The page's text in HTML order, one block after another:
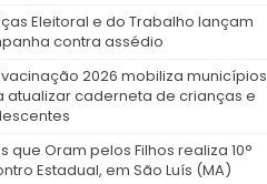
Eleitoral e do Trabalho lançam
contra assédio
2026 mobiliza municípios
atualizar caderneta de crianças e
que Oram pelos Filhos realiza 10°
Estadual, em São Luís (MA)